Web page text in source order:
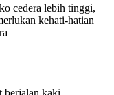
cedera lebih tinggi,
kehati-hatian
berjalan kaki.